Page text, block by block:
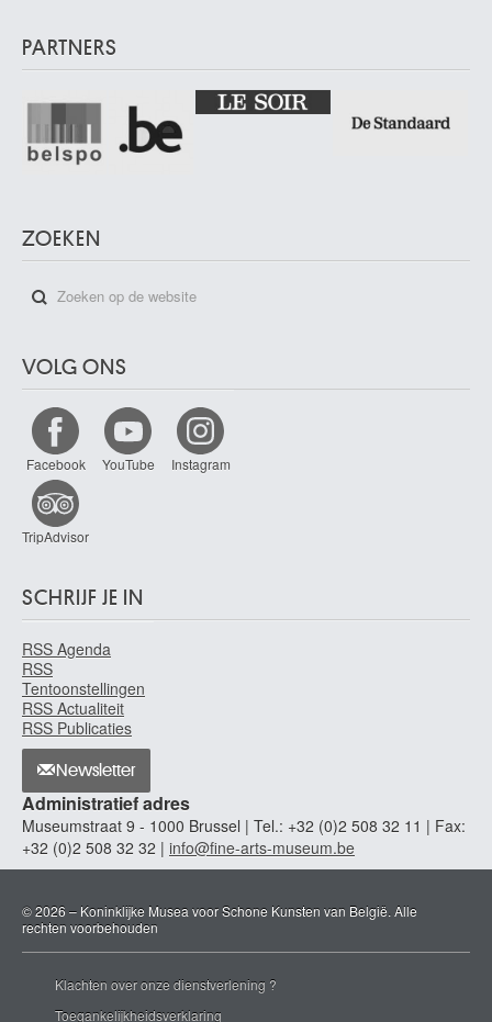
PARTNERS
ZOEKEN
VOLG ONS
Facebook YouTube Instagram
TripAdvisor
SCHRIJF JE IN
RSS Agenda
RSS
Tentoonstellingen
RSS Actualiteit
RSS Publicaties
Newsletter
Administratief adres
Museumstraat 9 - 1000 Brussel | Tel.: +32 (0)2 508 32 11 | Fax:
+32 (0)2 508 32 32 | info@fine-arts-museum.be
© 2026 – Koninklijke Musea voor Schone Kunsten van België. Alle
rechten voorbehouden
Klachten over onze dienstverlening ?
Toegankelijkheidsverklaring